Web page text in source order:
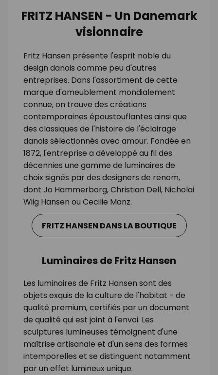
FRITZ HANSEN - Un Danemark
visionnaire
Fritz Hansen présente l'esprit noble du
design danois comme peu d'autres
entreprises. Dans l'assortiment de cette
marque d'ameublement mondialement
connue, on trouve des créations
contemporaines époustouflantes ainsi que
des classiques de l'histoire de l'éclairage
danois sélectionnés avec amour. Fondée en
1872, l'entreprise a développé au fil des
décennies une gamme de luminaires de
choix signés par des designers de renom,
dont Jo Hammerborg, Christian Dell, Nicholai
Wiig Hansen ou Cecilie Manz.
FRITZ HANSEN DANS LA BOUTIQUE
Luminaires de Fritz Hansen
Les luminaires de Fritz Hansen sont des
objets exquis de la culture de l'habitat - de
qualité premium, certifiés par un document
de qualité qui est joint à l'envoi. Les
sculptures lumineuses témoignent d'une
maîtrise artisanale et d'un sens des formes
intemporelles et se distinguent notamment
par un effet lumineux unique.